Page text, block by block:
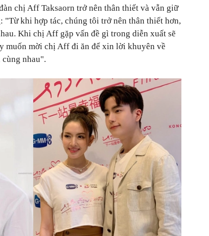
chị Aff Taksaorn trở nên thân thiết và vẫn giữ
"Từ khi hợp tác, chúng tôi trở nên thân thiết hơn,
Khi chị Aff gặp vấn đề gì trong diễn xuất sẽ
muốn mời chị Aff đi ăn để xin lời khuyên về
nhau".